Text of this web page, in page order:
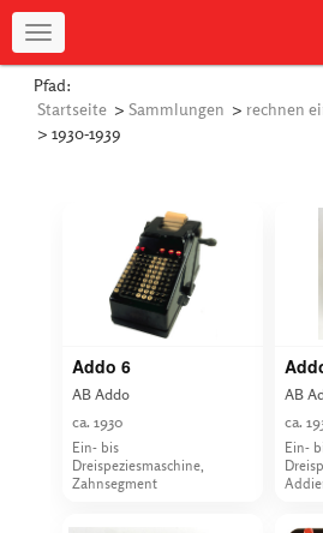
Navigation
Pfad:
Startseite > Sammlungen > rechnen
> 1930-1939
Addo 6
AB Addo
ca. 1930
Ein- bis
Dreispeziesmaschine,
Zahnsegment
AB
ca.
Ein-